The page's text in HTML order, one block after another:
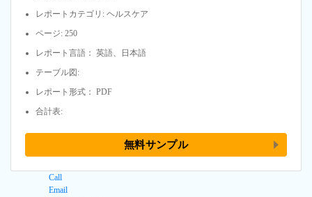
レポートカテゴリ: ヘルスケア
ページ: 250
レポート言語： 英語、日本語
テーブル図:
レポート形式： PDF
合計表:
無料サンプル
Call
Email